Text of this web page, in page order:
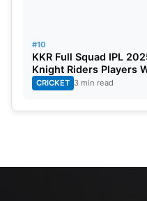
#10
KKR Full Squad IPL
Knight Riders Players
CRICKET 3 min read